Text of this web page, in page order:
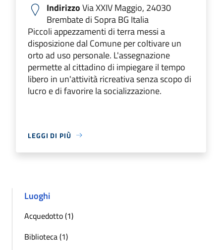
IndirizzoVia XXIV Maggio, 24030
Brembate di Sopra BG Italia
Piccoli appezzamenti di terra messi a
disposizione dal Comune per coltivare un
orto ad uso personale. L'assegnazione
permette al cittadino di impiegare il tempo
libero in un'attività ricreativa senza scopo di
lucro e di favorire la socializzazione.
LEGGI DI PIÙ
Luoghi
Acquedotto (1)
Biblioteca (1)